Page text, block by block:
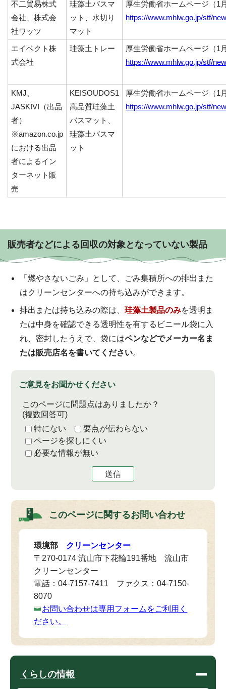
不二貿易株式
会社、株式会
社ワッツ
珪藻土バスマ
ット、水切り
マット
厚生労働省ホームページ（1
https://www.mhlw.go.jp/stf/
エイベクト株
式会社
珪藻土トレー
厚生労働省ホームページ（1
https://www.mhlw.go.jp/stf/
KMJ、
JASKIVI（出品
者）
※amazon.co.jp
における出品
者によるイン
ターネット販
売
KEISOUDOS1
高品質珪藻土
バスマット、
珪藻土バスマ
ット
厚生労働省ホームページ（1
https://www.mhlw.go.jp/stf/
販売者などによる回収の対象となっていない製品
「燃やさないごみ」として、ごみ集積所への排出また
はクリーンセンターへの持ち込みができます。
排出または持ち込みの際は、 珪藻土製品のみを透明ま
たは中身を確認できる透明性を有するビニール袋に入
れ、密封したうえで、袋にはペンなどでメーカー名ま
たは販売店名を書いてください。
ご意見をお聞かせください
このページに問題点はありましたか？
(複数回答可)
特にない
要点が伝わらない
ページを探しにくい
必要な情報が無い
送信
このページに関するお問い合わせ
環境部 クリーンセンター
〒270-0174 流山市下花輪191番地 流山市
クリーンセンター
電話：04-7157-7411 ファクス：04-7150-
8070
お問い合わせは専用フォームをご利用く
ださい。
くらしの情報